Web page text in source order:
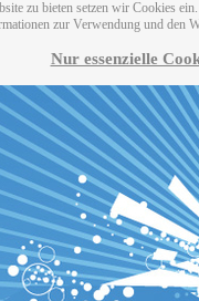
zu bieten setzen wir Cookies
zur Verwendung und den
Nur essenzielle